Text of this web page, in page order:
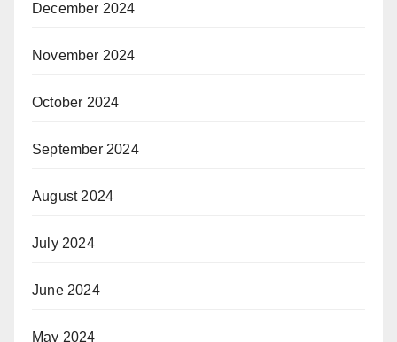
December 2024
November 2024
October 2024
September 2024
August 2024
July 2024
June 2024
May 2024